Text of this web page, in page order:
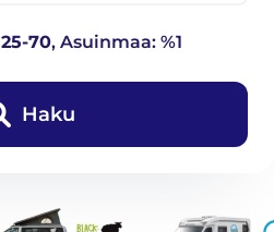
25-70, Asuinmaa: %1
Haku